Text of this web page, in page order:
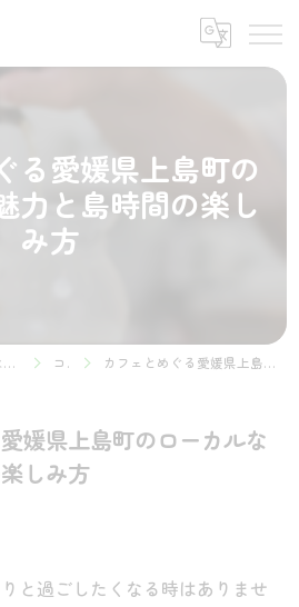
る愛媛県上島町の
力と島時間の楽し
み方
愛媛県上島町のカフェなら本とおちゃの店 ゆたかの本屋ちゃん コラム カフェとめぐる愛媛県上島町のローカルな魅力と島時間の楽しみ方
媛県上島町のローカルな
しみ方
と過ごしたくなる時はありませ